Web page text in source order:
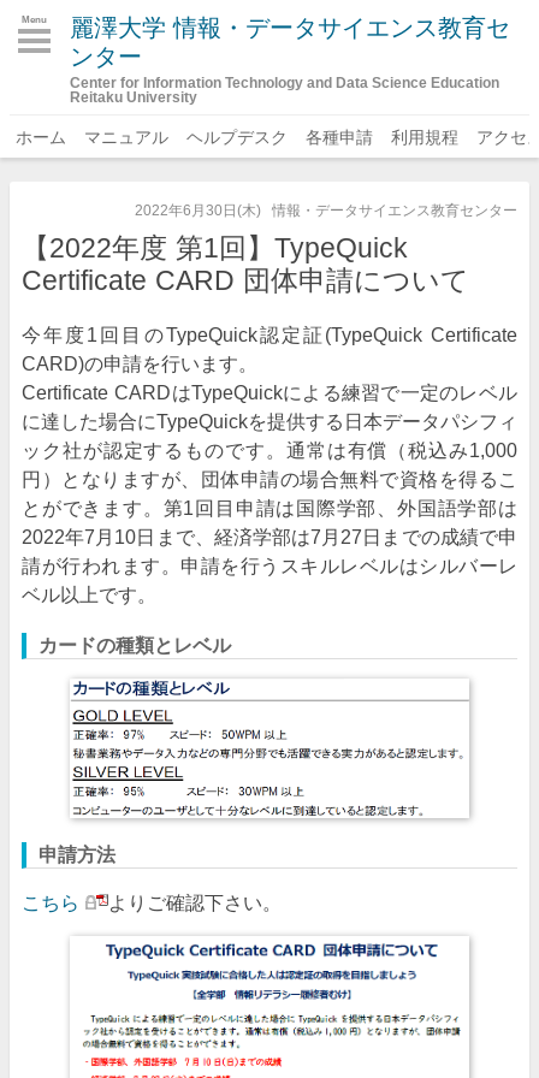
Menu
麗澤大学 情報・データサイエンス教育セ
ンター
Center for Information Technology and Data Science Education
Reitaku University
ホーム マニュアル ヘルプデスク 各種申請 利用規程 アクセ
2022年6月30日(木) 情報・データサイエンス教育センター
【2022年度 第1回】TypeQuick
Certificate CARD 団体申請について
今年度1回目のTypeQuick認定証(TypeQuick Certificate
CARD)の申請を行います。
Certificate CARDはTypeQuickによる練習で一定のレベル
に達した場合にTypeQuickを提供する日本データパシフィ
ック社が認定するものです。通常は有償（税込み1,000
円）となりますが、団体申請の場合無料で資格を得るこ
とができます。第1回目申請は国際学部、外国語学部は
2022年7月10日まで、経済学部は7月27日までの成績で申
請が行われます。申請を行うスキルレベルはシルバーレ
ベル以上です。
カードの種類とレベル
申請方法
こちら
よりご確認下さい。